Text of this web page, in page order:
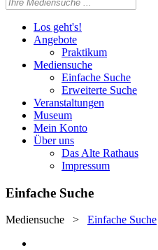
Los geht's!
Angebote
Praktikum
Mediensuche
Einfache Suche
Erweiterte Suche
Veranstaltungen
Museum
Mein Konto
Über uns
Das Alte Rathaus
Impressum
Einfache Suche
Mediensuche > Einfache Suche